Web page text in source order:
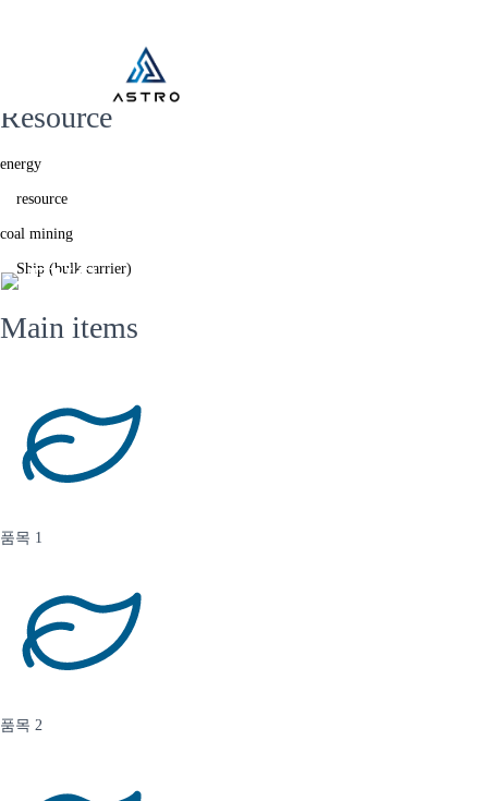
ENG
Resource
energy
resource
coal mining
Ship (bulk carrier)
Main items​
품목 1
품목 2